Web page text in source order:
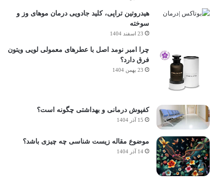
هیدروتین تراپی، کلید جادویی درمان موهای وز و
سوخته
23 اسفند 1404
چرا امبر نومد اصل با عطرهای معمولی لویی ویتون
فرق دارد؟
23 بهمن 1404
کفپوش درمانی و بهداشتی چگونه است؟
15 آذر 1404
موضوع مقاله زیست شناسی چه چیزی باشد؟
14 آذر 1404